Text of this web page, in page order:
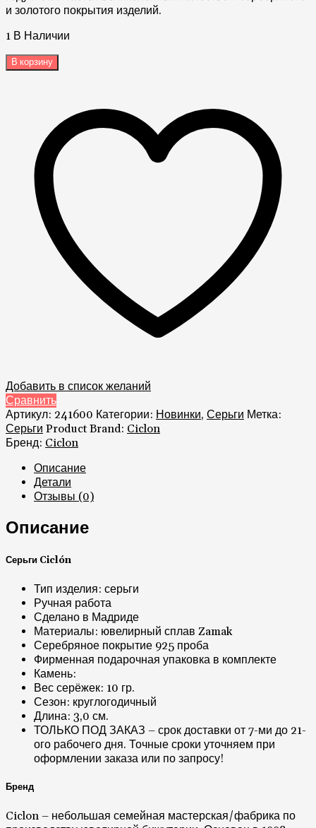
и золотого покрытия изделий.
1 В Наличии
В корзину
Добавить в список желаний
Сравнить
Артикул: 241600 Категории: Новинки, Серьги Метка:
Серьги Product Brand: Ciclon
Бренд: Ciclon
Описание
Детали
Отзывы (0)
Описание
Серьги Ciclón
Тип изделия: серьги
Ручная работа
Сделано в Мадриде
Материалы: ювелирный сплав Zamak
Серебряное покрытие 925 проба
Фирменная подарочная упаковка в комплекте
Камень:
Вес серёжек: 10 гр.
Сезон: круглогодичный
Длина: 3,0 см.
ТОЛЬКО ПОД ЗАКАЗ – срок доставки от 7-ми до 21-
ого рабочего дня. Точные сроки уточняем при
оформлении заказа или по запросу!
Бренд
Ciclon – небольшая семейная мастерская/фабрика по